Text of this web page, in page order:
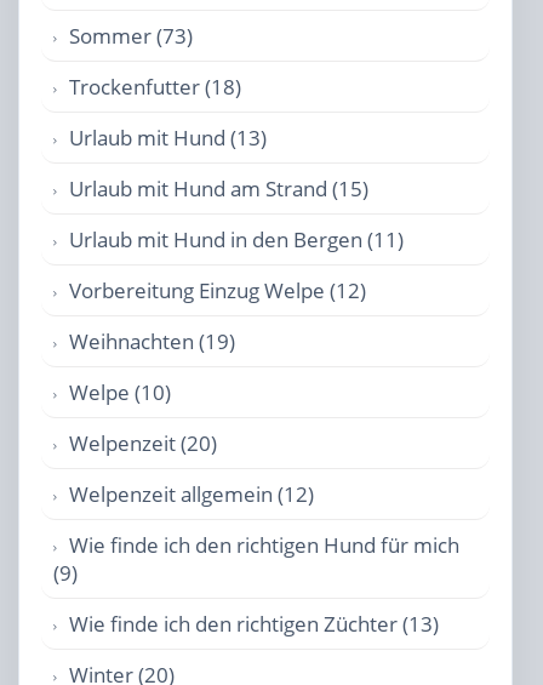
Sommer (73)
Trockenfutter (18)
Urlaub mit Hund (13)
Urlaub mit Hund am Strand (15)
Urlaub mit Hund in den Bergen (11)
Vorbereitung Einzug Welpe (12)
Weihnachten (19)
Welpe (10)
Welpenzeit (20)
Welpenzeit allgemein (12)
Wie finde ich den richtigen Hund für mich
(9)
Wie finde ich den richtigen Züchter (13)
Winter (20)